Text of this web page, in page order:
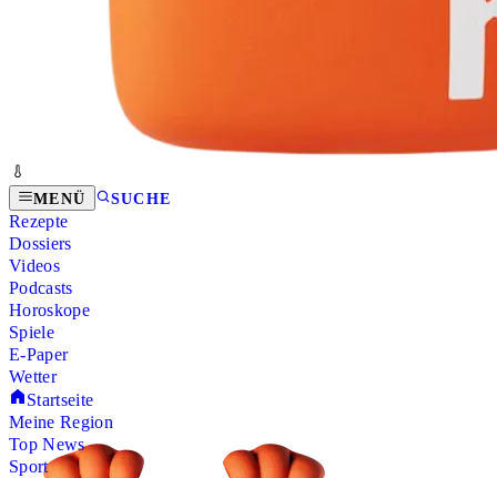
MENÜ SUCHE
Rezepte
Dossiers
Videos
Podcasts
Horoskope
Spiele
E-Paper
Wetter
Startseite
Meine Region
Top News
Sport